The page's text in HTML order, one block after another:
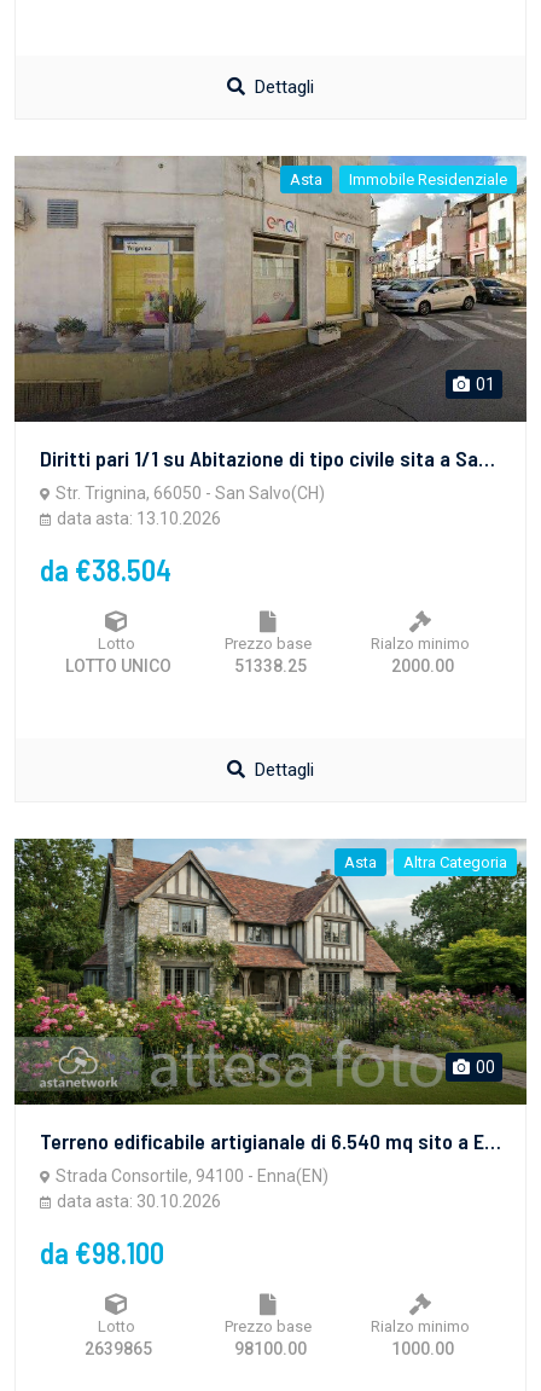
Dettagli
Asta Immobile Residenziale
01
Diritti pari 1/1 su Abitazione di tipo civile sita a San Salvo (Ch), via Trignina n. 45 piano S1, riportata al N.C.E.U. al fg. 7 part. 1107 sub. 6, cat.A2, cl 2, vani 4, R.C. 382,18. L'abitazione con sup. comm. di 66,17 mq , è costituita da soggiorno, cucina, bagno, disimpegno e cantina, area di pertinenza ad uso esclusivo di circa 10 mq su cui sorge un deposito abusivo con Ordinanza di demolizione .e area di 34,56 mq, bene comune non censibile ad uso comune. L'immobile non è occupato.
Str. Trignina, 66050 - San Salvo(CH)
data asta: 13.10.2026
da €38.504
Lotto
LOTTO UNICO
Prezzo base
51338.25
Rialzo minimo
2000.00
Dettagli
Asta Altra Categoria
00
Terreno edificabile artigianale di 6.540 mq sito a Enna (EN), in zona Industriale Dittaino. Per maggiori informazioni visitare il portale www.quimmo.it - Codice annuncio 2639865
Strada Consortile, 94100 - Enna(EN)
data asta: 30.10.2026
da €98.100
Lotto
2639865
Prezzo base
98100.00
Rialzo minimo
1000.00